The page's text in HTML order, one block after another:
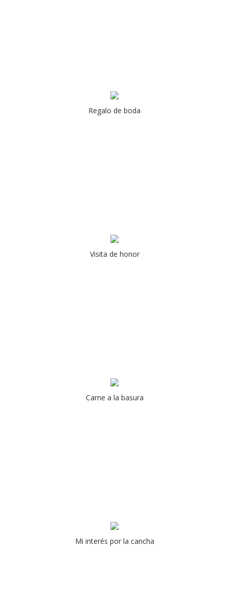
Regalo de boda
Visita de honor
Carne a la basura
Mi interés por la cancha